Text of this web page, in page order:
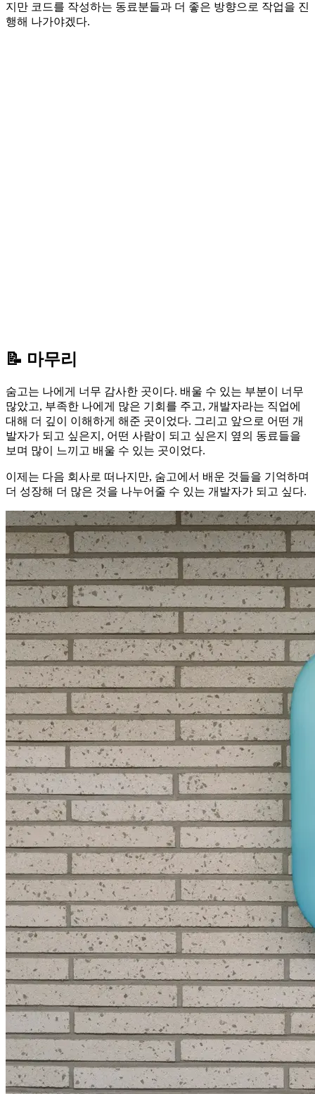
지만 코드를 작성하는 동료분들과 더 좋은 방향으로 작업을 진
행해 나가야겠다.
📝 마무리
숨고는 나에게 너무 감사한 곳이다. 배울 수 있는 부분이 너무
많았고, 부족한 나에게 많은 기회를 주고, 개발자라는 직업에
대해 더 깊이 이해하게 해준 곳이었다. 그리고 앞으로 어떤 개
발자가 되고 싶은지, 어떤 사람이 되고 싶은지 옆의 동료들을
보며 많이 느끼고 배울 수 있는 곳이었다.
이제는 다음 회사로 떠나지만, 숨고에서 배운 것들을 기억하며
더 성장해 더 많은 것을 나누어줄 수 있는 개발자가 되고 싶다.